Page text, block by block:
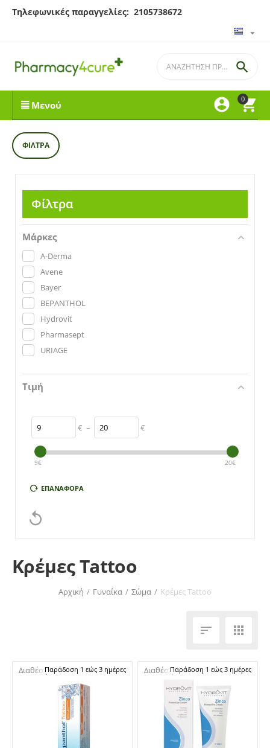
Τηλεφωνικές παραγγελίες: 2105738672
0



Μενού
ΦΊΛΤΡΑ
Φίλτρα
Μάρκες
A-Derma
Avene
Bayer
BEPANTHOL
Hydrovit
Pharmasept
URIAGE
Τιμή
€ – €
9€ 20€
ΕΠΑΝΑΦΟΡΆ

Κρέμες Tattoo
Αρχική / Γυναίκα / Σώμα / Κρέμες Tattoo
 
Διαθέσιμο:Παράδοση 1 εώς 3 ημέρες Διαθέσιμο:Παράδοση 1 εώς 3 ημέρες